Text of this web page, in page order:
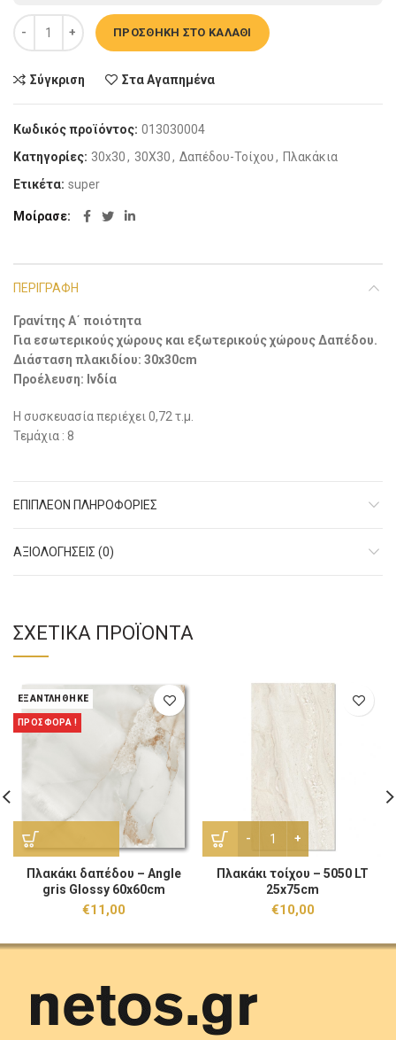
Πλακάκι δαπέδου - Thar Grit Rustic Matt 30x30cm ποσότητα
ΠΡΟΣΘΉΚΗ ΣΤΟ ΚΑΛΆΘΙ
Σύγκριση Στα Αγαπημένα
Κωδικός προϊόντος: 013030004
Κατηγορίες: 30x30, 30X30, Δαπέδου-Τοίχου, Πλακάκια
Ετικέτα: super
Μοίρασε
ΠΕΡΙΓΡΑΦΉ
Γρανίτης Α΄ ποιότητα
Για εσωτερικούς χώρους και εξωτερικούς χώρους Δαπέδου.
Διάσταση πλακιδίου: 30x30cm
Προέλευση: Ινδία
Η συσκευασία περιέχει 0,72 τ.μ.
Τεμάχια : 8
ΕΠΙΠΛΈΟΝ ΠΛΗΡΟΦΟΡΊΕΣ
ΑΞΙΟΛΟΓΉΣΕΙΣ (0)
ΣΧΕΤΙΚΆ ΠΡΟΪΌΝΤΑ
ΕΞΑΝΤΛΉΘΗΚΕ
ΠΡΟΣΦΟΡΑ !
Πλακάκι δαπέδου – Angle
gris Glossy 60x60cm
€11,00
Πλακάκι τοίχου - 5050 LT
Πλακάκι τοίχου – 5050 LT
25x75cm
€10,00